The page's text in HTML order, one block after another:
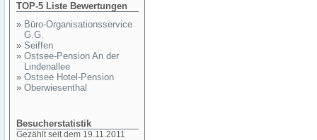
TOP-5 Liste Bewertungen
» Büro-Organisationsservice
G.G.
» Seiffen
» Ostsee-Pension An der
Lindenallee
» Ostsee Hotel-Pension
» Oberwiesenthal
Besucherstatistik
Gezählt seit dem 19.11.2011